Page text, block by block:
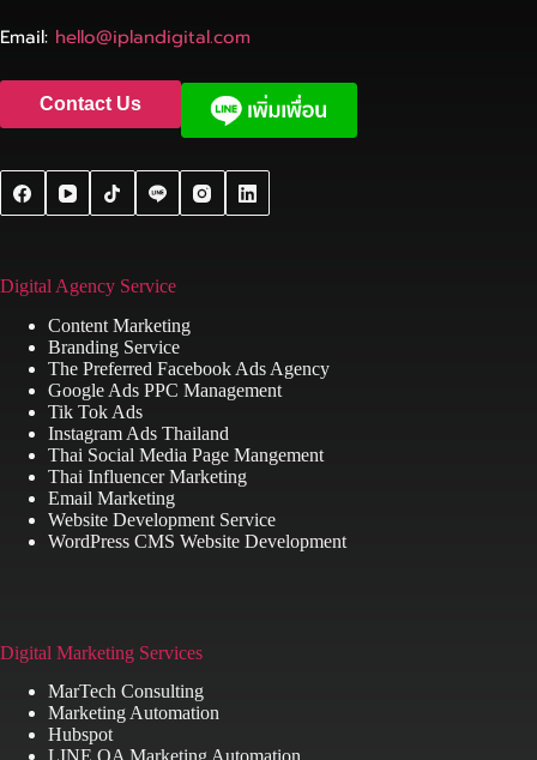
Email: hello@iplandigital.com
Contact Us
Digital Agency Service
Content Marketing
Branding Service
The Preferred Facebook Ads Agency
Google Ads PPC Management
Tik Tok Ads
Instagram Ads Thailand
Thai Social Media Page Mangement
Thai Influencer Marketing
Email Marketing
Website Development Service
WordPress CMS Website Development
Digital Marketing Services
MarTech Consulting
Marketing Automation
Hubspot